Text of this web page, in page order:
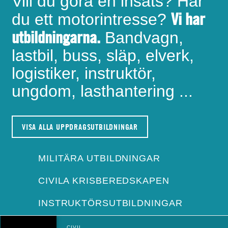
du ett motorintresse? Vi har
utbildningarna. Bandvagn,
lastbil, buss, släp, elverk,
logistiker, instruktör,
ungdom, lasthantering ...
VISA ALLA UPPDRAGSUTBILDNINGAR
MILITÄRA UTBILDNINGAR
CIVILA KRISBEREDSKAPEN
INSTRUKTÖRSUTBILDNINGAR